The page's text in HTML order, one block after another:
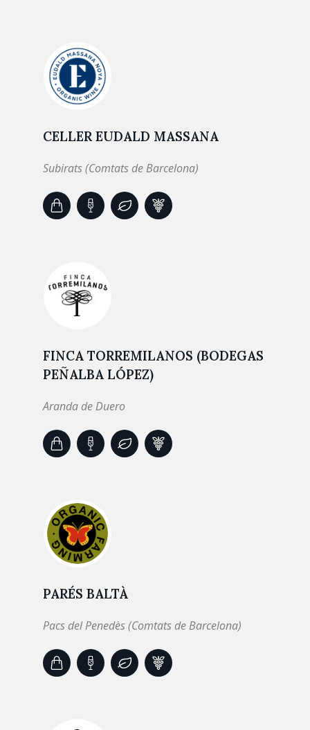
CELLER EUDALD MASSANA
Subirats (Comtats de Barcelona)
FINCA TORREMILANOS (BODEGAS
PEÑALBA LÓPEZ)
Aranda de Duero
PARÉS BALTÀ
Pacs del Penedès (Comtats de Barcelona)